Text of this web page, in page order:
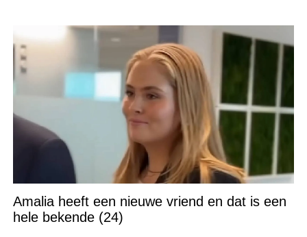
Amalia heeft een nieuwe vriend en dat is een
hele bekende (24)